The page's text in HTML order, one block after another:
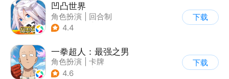
凹凸世界
角色扮演
回合制
| 动漫改编
4.4
下载
一拳超人：最强之男
角色扮演
卡牌
| 动漫改编
4.6
下载